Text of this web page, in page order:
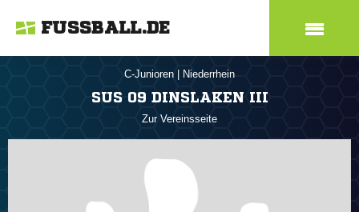
FUSSBALL.DE
C-Junioren Niederrhein
SUS 09 DINSLAKEN III
Zur Vereinsseite